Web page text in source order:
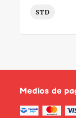
STD
Medios de